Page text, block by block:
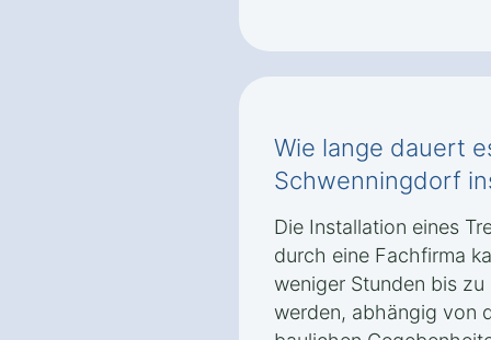
Wie lange dauert
Schwenningdorf
Die Installation eines
durch eine Fachfirma
weniger Stunden bis
werden, abhängig von